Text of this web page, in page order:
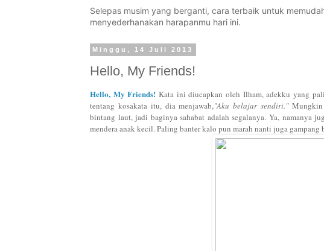
Selepas musim yang berganti, cara terbaik untuk
menyederhanakan harapanmu hari ini.
Minggu, 14 Juli 2013
Hello, My Friends!
Hello, My Friends! Kata ini diucapkan oleh Ilham, adekku yang
tentang kosakata itu, dia menjawab,"Aku belajar sendiri."Mungkin
bintang laut, jadi baginya sahabat adalah segalanya. Ya, namanya
mendera anak kecil. Paling banter kalo pun marah nanti juga gampang